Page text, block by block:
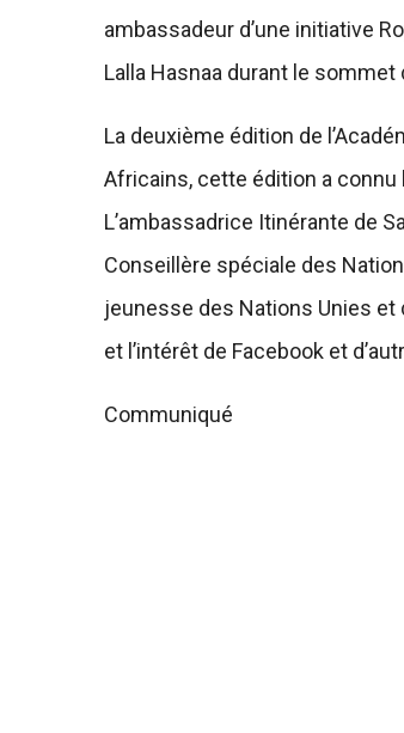
ambassadeur d’une initiative
Lalla Hasnaa durant le sommet
La deuxième édition de
Africains, cette édition a
L’ambassadrice Itinérante de
Conseillère spéciale des
jeunesse des Nations Unies et
et l’intérêt de Facebook et
Communiqué